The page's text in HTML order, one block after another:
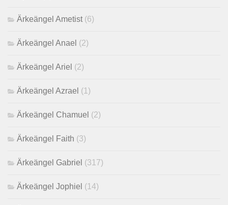
Ärkeängel Ametist (6)
Ärkeängel Anael (2)
Ärkeängel Ariel (2)
Ärkeängel Azrael (1)
Ärkeängel Chamuel (2)
Ärkeängel Faith (3)
Ärkeängel Gabriel (317)
Ärkeängel Jophiel (14)